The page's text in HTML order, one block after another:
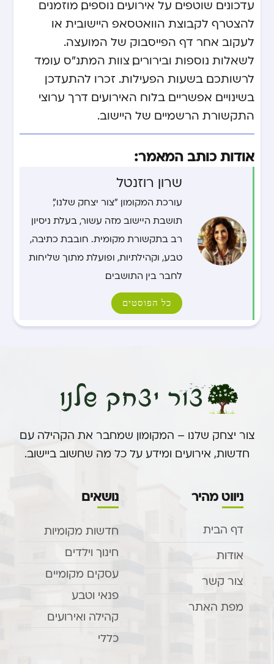
עדכונים שוטפים על אירועים נוספים, מוזמנים
להצטרף לקבוצת הוואטסאפ היישובית או
לעקוב אחר דף הפייסבוק של המועצה.
לשאלות נוספות ובירורים, צוות המתנ"ס עומד
לרשותכם בשעות הפעילות. זכרו להתעדכן
בשינויים אפשריים בלוח האירועים דרך ערוצי
התקשורת הרשמיים של היישוב.
אודות כותב המאמר:
שרון רוזנטל
עורכת המקומון "צור יצחק שלנו",
תושבת היישוב מזה עשור, בעלת ניסיון
רב בתקשורת מקומית. חובבת כתיבה,
טבע, וקהילתיות, ופועלת מתוך שליחות
לחבר בין התושבים.
כל הפוסטים
צור יצחק שלנו – המקומון שמחבר את הקהילה עם
חדשות, אירועים ומידע על כל מה שחשוב ביישוב.
ניווט מהיר
דף הבית
אודות
צור קשר
מפת האתר
נושאים
חדשות מקומיות
חינוך וילדים
עסקים מקומיים
פנאי וטבע
קהילה ואירועים
כללי